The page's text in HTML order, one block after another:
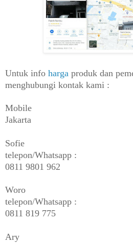
Untuk info harga produk dan
menghubungi kontak kami :
Mobile
Jakarta
Sofie
telepon/Whatsapp :
0811 9801 962
Woro
telepon/Whatsapp :
0811 819 775
Ary